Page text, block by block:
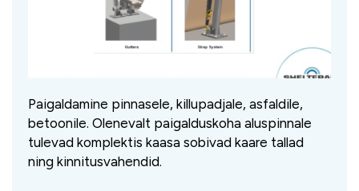
Paigaldamine pinnasele, killupadjale, asfaldile,
betoonile. Olenevalt paigalduskoha aluspinnale
tulevad komplektis kaasa sobivad kaare tallad
ning kinnitusvahendid.